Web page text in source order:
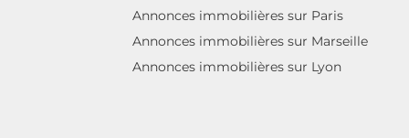
Annonces immobilières sur Paris
Annonces immobilières sur Marseille
Annonces immobilières sur Lyon